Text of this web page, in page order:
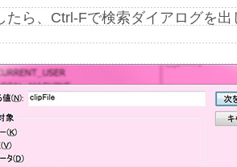
たら、Ctrl-Fで検索ダイアログを